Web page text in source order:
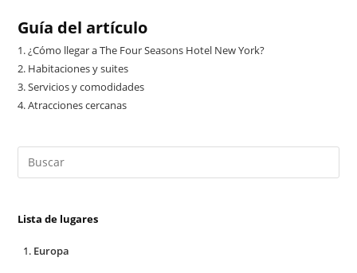
Guía del artículo
1.¿Cómo llegar a The Four Seasons Hotel New York?
2. Habitaciones y suites
3.Servicios y comodidades
4.Atracciones cercanas
Lista de lugares
Europa